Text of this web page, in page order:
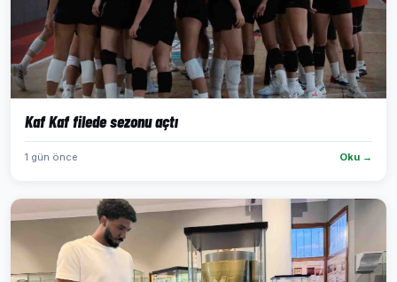
Kaf Kaf filede sezonu açtı
1 gün önce Oku →